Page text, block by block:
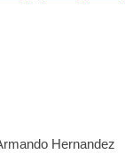
Hernandez